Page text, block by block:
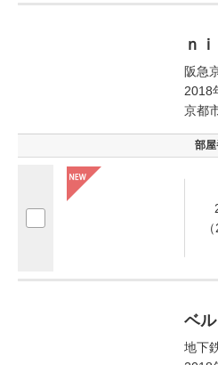
ｎ
阪急
2018
京都
部
ベ
地下